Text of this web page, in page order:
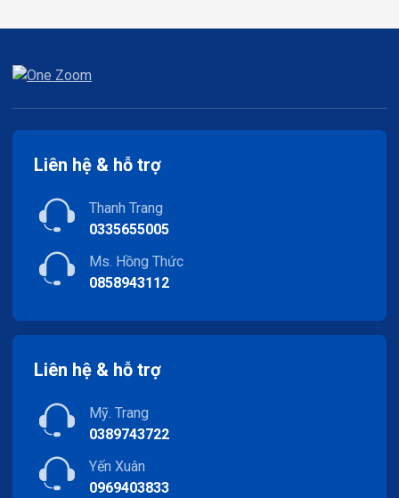
Liên hệ & hỗ trợ
Thanh Trang
0335655005
Ms. Hồng Thức
0858943112
Liên hệ & hỗ trợ
Mỹ. Trang
0389743722
Yến Xuân
0969403833